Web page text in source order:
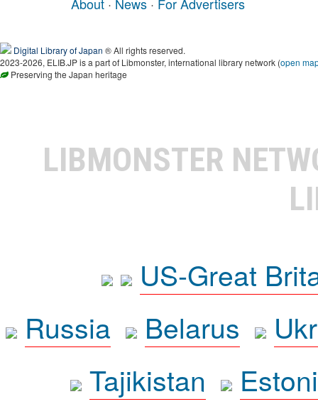
Digital Library of Japan ® All rights reserved.
2023-2026, ELIB.JP is a part of Libmonster, international library network (open
Preserving the Japan heritage
LIBMONSTER
US-Great
Russia
Belarus
Tajikistan